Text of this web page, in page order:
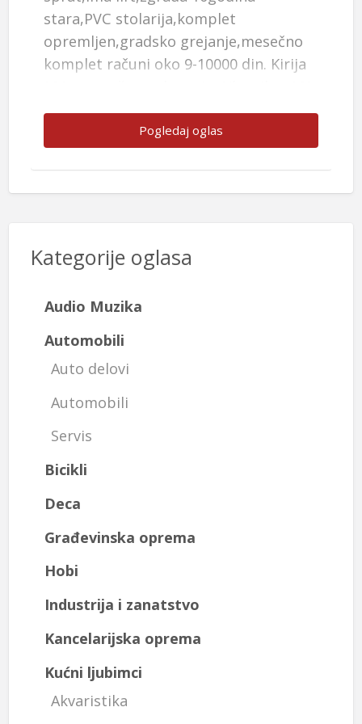
stara,PVC stolarija,komplet
opremljen,gradsko grejanje,mesečno
komplet računi oko 9-10000 din. Kirija
8803928
Pogledaj oglas
Pogledaj oglas
namesten i sredjen. Vlasnik+381 64
0732640
Pogledaj oglas
felnama. Cena 2000 evra ☎️+381 64
4194514
Pogledaj oglas
Kategorije oglasa
Audio Muzika
Automobili
Auto delovi
Automobili
Servis
Bicikli
Deca
Građevinska oprema
Hobi
Industrija i zanatstvo
Kancelarijska oprema
Kućni ljubimci
Akvaristika